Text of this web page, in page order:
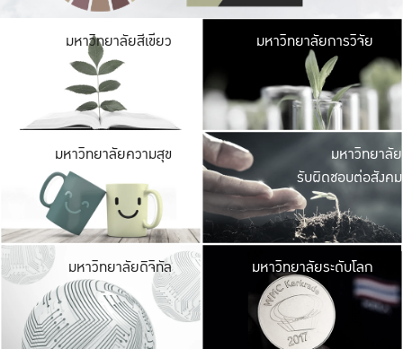
มหาวิทยาลัยสีเขียว มหาวิ
มีพื้นที่เขียวสดใส
เป็นป่าในเมือง เกษต
มหาวิทยาลัยการวิจัย
มหาวิทยาลัยความสุข มหาวิ
ค
เปิดประ
และพบเรื่องราวใ
มหาวิทยาลัย
รับผิดชอบต่อสังคม
มหาวิทยาลัยดิจิทัล มหาวิ
เปลี่ยนแปลง แล
เพื่อทำง
ระบบสารสนเทศ
มหาวิทยาลัยระดับโลก